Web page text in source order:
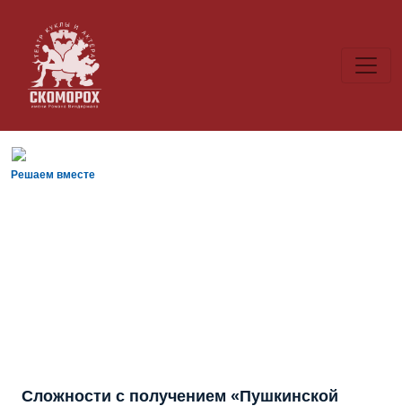
Решаем вместе
Сложности с получением «Пушкинской